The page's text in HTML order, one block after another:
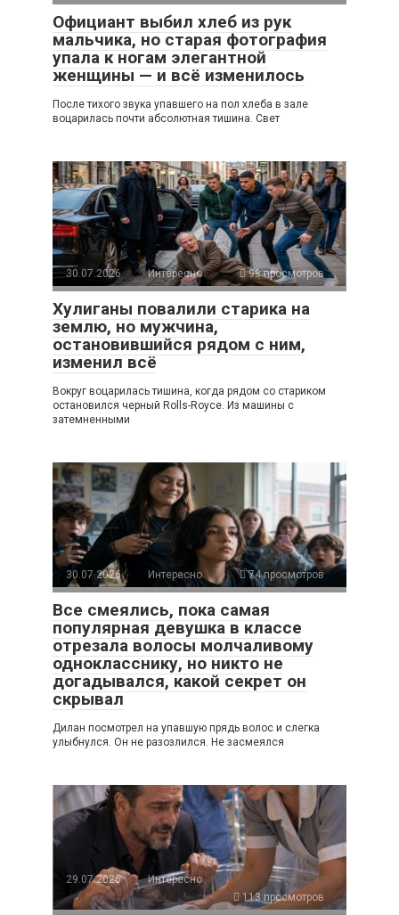
Официант выбил хлеб из рук
мальчика, но старая фотография
упала к ногам элегантной
женщины — и всё изменилось
После тихого звука упавшего на пол хлеба в зале
воцарилась почти абсолютная тишина. Свет
30.07.2026 Интересно 98 просмотров
Хулиганы повалили старика на
землю, но мужчина,
остановившийся рядом с ним,
изменил всё
Вокруг воцарилась тишина, когда рядом со стариком
остановился черный Rolls-Royce. Из машины с
затемненными
30.07.2026 Интересно 74 просмотров
Все смеялись, пока самая
популярная девушка в классе
отрезала волосы молчаливому
однокласснику, но никто не
догадывался, какой секрет он
скрывал
Дилан посмотрел на упавшую прядь волос и слегка
улыбнулся. Он не разозлился. Не засмеялся
29.07.2026
Интересно
113 просмотров